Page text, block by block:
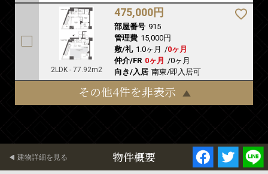
2LDK - 77.92m2
475,000円
部屋番号 915
管理費 15,000円
敷/礼 1.0ヶ月 /0ヶ月
仲介/FR 0ヶ月 /0ヶ月
向き/入居 南東/即入居可
その他4件を非表示
物件概要
建物詳細を見る